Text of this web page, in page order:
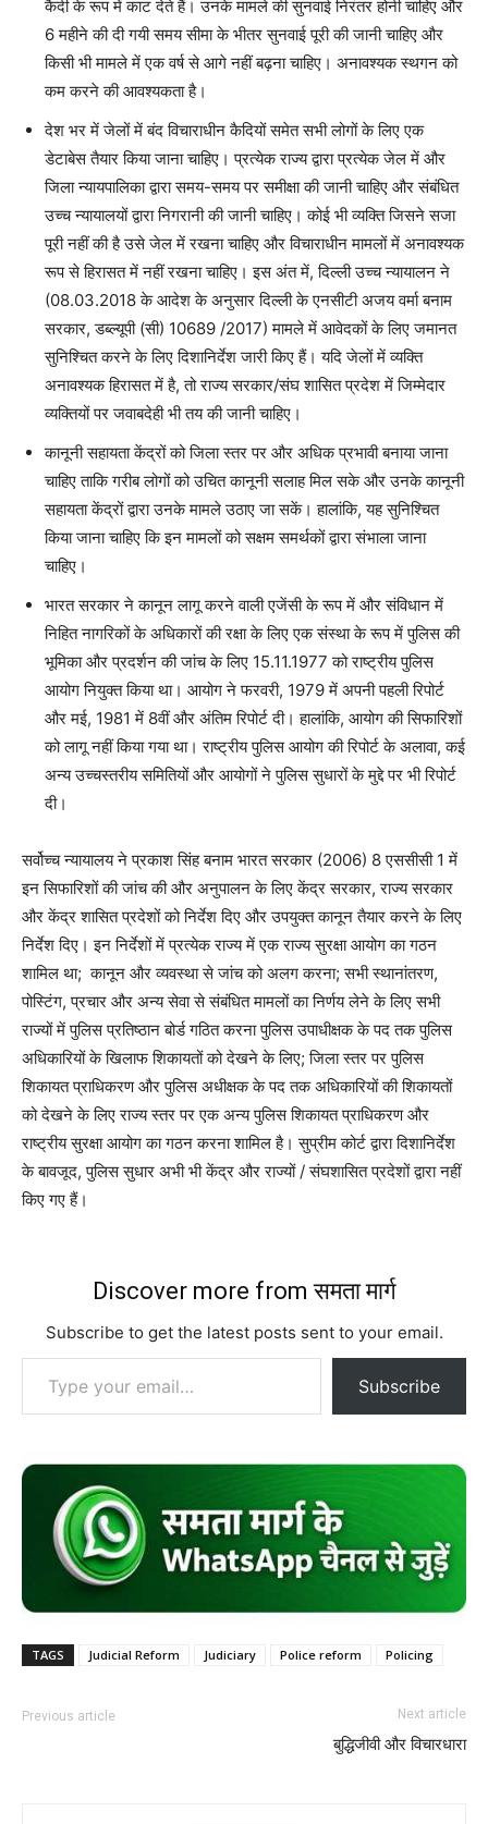
कैदी के रूप में काट देते हैं। उनके मामले की सुनवाई निरंतर होनी चाहिए और
6 महीने की दी गयी समय सीमा के भीतर सुनवाई पूरी की जानी चाहिए और
किसी भी मामले में एक वर्ष से आगे नहीं बढ़ना चाहिए। अनावश्यक स्थगन को
कम करने की आवश्यकता है।
देश भर में जेलों में बंद विचाराधीन कैदियों समेत सभी लोगों के लिए एक
डेटाबेस तैयार किया जाना चाहिए। प्रत्येक राज्य द्वारा प्रत्येक जेल में और
जिला न्यायपालिका द्वारा समय-समय पर समीक्षा की जानी चाहिए और संबंधित
उच्च न्यायालयों द्वारा निगरानी की जानी चाहिए। कोई भी व्यक्ति जिसने सजा
पूरी नहीं की है उसे जेल में रखना चाहिए और विचाराधीन मामलों में अनावश्यक
रूप से हिरासत में नहीं रखना चाहिए। इस अंत में, दिल्ली उच्च न्यायालन ने
(08.03.2018 के आदेश के अनुसार दिल्ली के एनसीटी अजय वर्मा बनाम
सरकार, डब्ल्यूपी (सी) 10689 /2017) मामले में आवेदकों के लिए जमानत
सुनिश्चित करने के लिए दिशानिर्देश जारी किए हैं। यदि जेलों में व्यक्ति
अनावश्यक हिरासत में है, तो राज्य सरकार/संघ शासित प्रदेश में जिम्मेदार
व्यक्तियों पर जवाबदेही भी तय की जानी चाहिए।
कानूनी सहायता केंद्रों को जिला स्तर पर और अधिक प्रभावी बनाया जाना
चाहिए ताकि गरीब लोगों को उचित कानूनी सलाह मिल सके और उनके कानूनी
सहायता केंद्रों द्वारा उनके मामले उठाए जा सकें। हालांकि, यह सुनिश्चित
किया जाना चाहिए कि इन मामलों को सक्षम समर्थकों द्वारा संभाला जाना
चाहिए।
भारत सरकार ने कानून लागू करने वाली एजेंसी के रूप में और संविधान में
निहित नागरिकों के अधिकारों की रक्षा के लिए एक संस्था के रूप में पुलिस की
भूमिका और प्रदर्शन की जांच के लिए 15.11.1977 को राष्ट्रीय पुलिस
आयोग नियुक्त किया था। आयोग ने फरवरी, 1979 में अपनी पहली रिपोर्ट
और मई, 1981 में 8वीं और अंतिम रिपोर्ट दी। हालांकि, आयोग की सिफारिशों
को लागू नहीं किया गया था। राष्ट्रीय पुलिस आयोग की रिपोर्ट के अलावा, कई
अन्य उच्चस्तरीय समितियों और आयोगों ने पुलिस सुधारों के मुद्दे पर भी रिपोर्ट
दी।
सर्वोच्च न्यायालय ने प्रकाश सिंह बनाम भारत सरकार (2006) 8 एससीसी 1 में
इन सिफारिशों की जांच की और अनुपालन के लिए केंद्र सरकार, राज्य सरकार
और केंद्र शासित प्रदेशों को निर्देश दिए और उपयुक्त कानून तैयार करने के लिए
निर्देश दिए। इन निर्देशों में प्रत्येक राज्य में एक राज्य सुरक्षा आयोग का गठन
शामिल था; कानून और व्यवस्था से जांच को अलग करना; सभी स्थानांतरण,
पोस्टिंग, प्रचार और अन्य सेवा से संबंधित मामलों का निर्णय लेने के लिए सभी
राज्यों में पुलिस प्रतिष्ठान बोर्ड गठित करना पुलिस उपाधीक्षक के पद तक पुलिस
अधिकारियों के खिलाफ शिकायतों को देखने के लिए;जिला स्तर पर पुलिस
शिकायत प्राधिकरण और पुलिस अधीक्षक के पद तक अधिकारियों की शिकायतों
को देखने के लिए राज्य स्तर पर एक अन्य पुलिस शिकायत प्राधिकरण और
राष्ट्रीय सुरक्षा आयोग का गठन करना शामिल है। सुप्रीम कोर्ट द्वारा दिशानिर्देश
के बावजूद, पुलिस सुधार अभी भी केंद्र और राज्यों/संघशासित प्रदेशों द्वारा नहीं
किए गए हैं।
Discover more from समता मार्ग
Subscribe to get the latest posts sent to your email.
Type your email…
Subscribe
TAGS Judicial Reform Judiciary Police reform Policing
Previous article Next article
बुद्धिजीवी और विचारधारा